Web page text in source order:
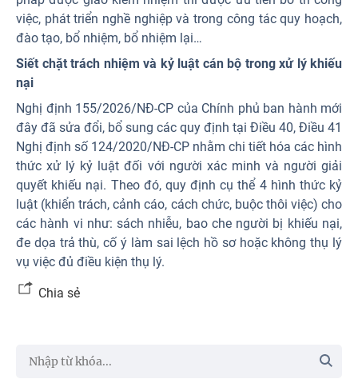
việc, phát triển nghề nghiệp và trong công tác quy hoạch,
đào tạo, bổ nhiệm, bổ nhiệm lại…
Siết chặt trách nhiệm và kỷ luật cán bộ trong xử lý khiếu
nại
Nghị định 155/2026/NĐ-CP của Chính phủ ban hành mới
đây đã sửa đổi, bổ sung các quy định tại Điều 40, Điều 41
Nghị định số 124/2020/NĐ-CP nhằm chi tiết hóa các hình
thức xử lý kỷ luật đối với người xác minh và người giải
quyết khiếu nại. Theo đó, quy định cụ thể 4 hình thức kỷ
luật (khiển trách, cảnh cáo, cách chức, buộc thôi việc) cho
các hành vi như: sách nhiễu, bao che người bị khiếu nại,
đe dọa trả thù, cố ý làm sai lệch hồ sơ hoặc không thụ lý
vụ việc đủ điều kiện thụ lý.
Chia sẻ